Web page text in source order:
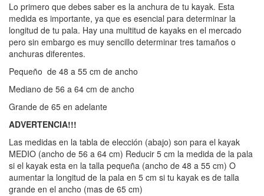
Lo primero que debes saber es la anchura de tu kayak. Esta
medida es importante, ya que es esencial para determinar la
longitud de tu pala. Hay una multitud de kayaks en el mercado
pero sin embargo es muy sencillo determinar tres tamaños o
anchuras diferentes.
Pequeño de 48 a 55 cm de ancho
Mediano de 56 a 64 cm de ancho
Grande de 65 en adelante
ADVERTENCIA!!!
Las medidas en la tabla de elección (abajo) son para el kayak
MEDIO (ancho de 56 a 64 cm) Reducir 5 cm la medida de la pala
si el kayak esta en la talla pequeña (ancho de 48 a 55 cm) O
aumentar la longitud de la pala en 5 cm si tu kayak es de talla
grande en el ancho (mas de 65 cm)